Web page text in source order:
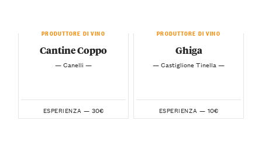
PRODUTTORE DI VINO
Cantine Coppo
— Canelli —
ESPERIENZA — 30€
PRODUTTORE DI VINO
Ghiga
— Castiglione Tinella —
ESPERIENZA — 10€